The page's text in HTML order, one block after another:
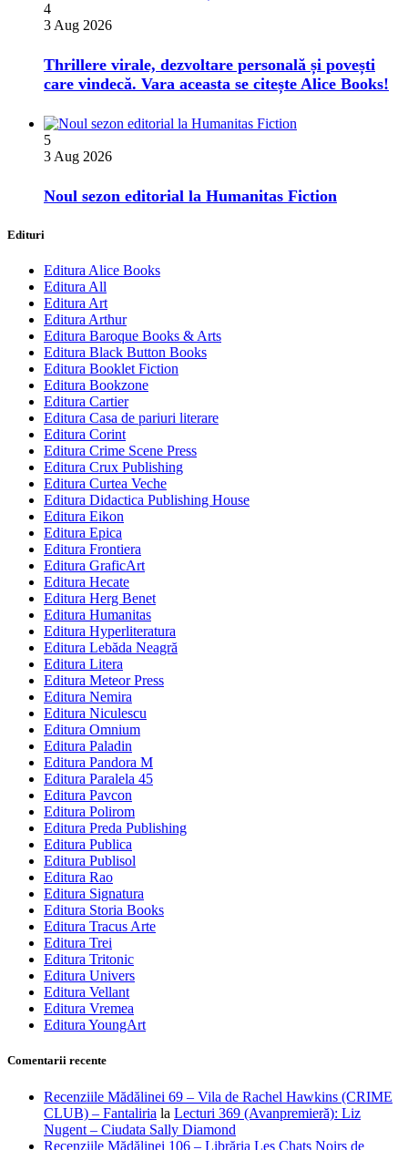
4
3 Aug 2026
Thrillere virale, dezvoltare personală și povești
care vindecă. Vara aceasta se citește Alice Books!
5
3 Aug 2026
​Noul sezon editorial la Humanitas Fiction
Edituri
Editura Alice Books
Editura All
Editura Art
Editura Arthur
Editura Baroque Books & Arts
Editura Black Button Books
Editura Booklet Fiction
Editura Bookzone
Editura Cartier
Editura Casa de pariuri literare
Editura Corint
Editura Crime Scene Press
Editura Crux Publishing
Editura Curtea Veche
Editura Didactica Publishing House
Editura Eikon
Editura Epica
Editura Frontiera
Editura GraficArt
Editura Hecate
Editura Herg Benet
Editura Humanitas
Editura Hyperliteratura
Editura Lebăda Neagră
Editura Litera
Editura Meteor Press
Editura Nemira
Editura Niculescu
Editura Omnium
Editura Paladin
Editura Pandora M
Editura Paralela 45
Editura Pavcon
Editura Polirom
Editura Preda Publishing
Editura Publica
Editura Publisol
Editura Rao
Editura Signatura
Editura Storia Books
Editura Tracus Arte
Editura Trei
Editura Tritonic
Editura Univers
Editura Vellant
Editura Vremea
Editura YoungArt
Comentarii recente
Recenziile Mădălinei 69 – Vila de Rachel Hawkins (CRIME
CLUB) – Fantaliria la Lecturi 369 (Avanpremieră): Liz
Nugent – Ciudata Sally Diamond
Recenziile Mădălinei 106 – Librăria Les Chats Noirs de